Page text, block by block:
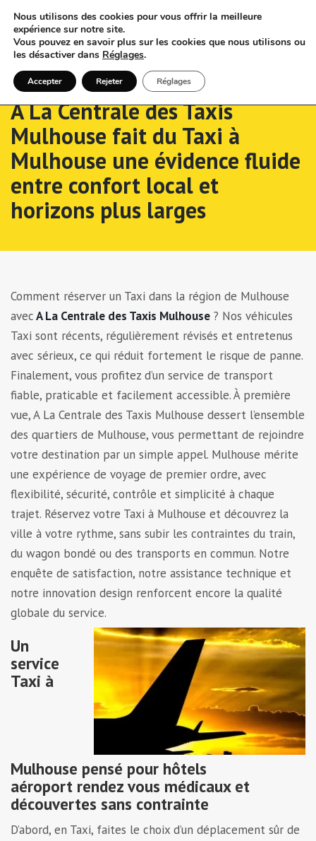
A La Centrale des Taxis
Mulhouse fait du Taxi à
Mulhouse une évidence fluide
entre confort local et
horizons plus larges
Comment réserver un Taxi dans la région de Mulhouse
avecA La Centrale des Taxis Mulhouse ? Nos véhicules
Taxi sont récents, régulièrement révisés et entretenus
avec sérieux, ce qui réduit fortement le risque de panne.
Finalement, vous profitez d’un service de transport
fiable, praticable et facilement accessible. À première
vue, A La Centrale des Taxis Mulhouse dessert l’ensemble
des quartiers de Mulhouse, vous permettant de rejoindre
votre destination par un simple appel. Mulhouse mérite
une expérience de voyage de premier ordre, avec
flexibilité, sécurité, contrôle et simplicité à chaque
trajet. Réservez votre Taxi à Mulhouse et découvrez la
ville à votre rythme, sans subir les contraintes du train,
du wagon bondé ou des transports en commun. Notre
enquête de satisfaction, notre assistance technique et
notre innovation design renforcent encore la qualité
globale du service.
Un
service
Taxi à
Mulhouse pensé pour hôtels
aéroport rendez vous médicaux et
découvertes sans contrainte
D’abord, en Taxi, faites le choix d’un déplacement sûr de
Nous utilisons des cookies pour vous offrir la meilleure
expérience sur notre site.
Vous pouvez en savoir plus sur les cookies que nous utilisons ou
les désactiver dans Réglages.
Accepter Rejeter Réglages